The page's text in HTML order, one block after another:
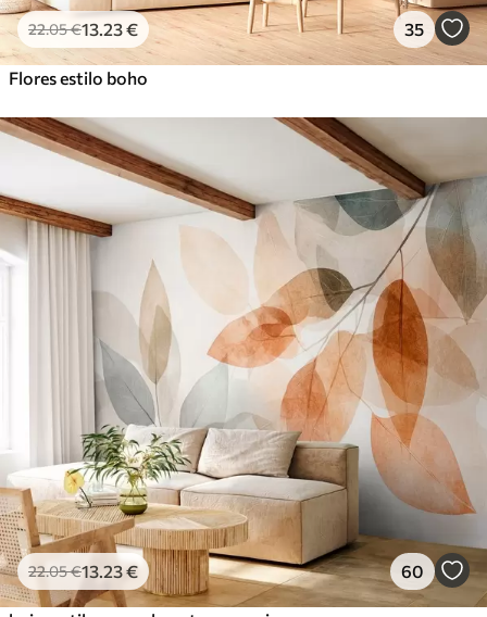
22.05€13 .23€ 35
Flores estilo boho
22.05€13 .23€ 60